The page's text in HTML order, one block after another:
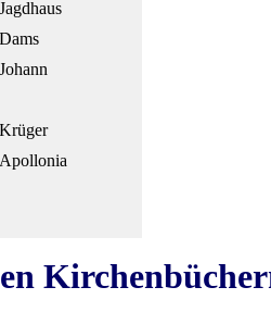
Jagdhaus
Dams
Johann
Krüger
Apollonia